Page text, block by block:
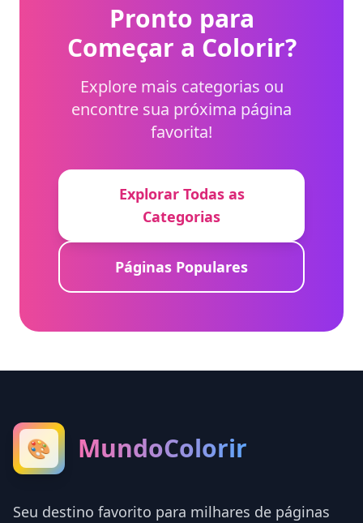
Pronto para
Começar a Colorir?
Explore mais categorias ou
encontre sua próxima página
favorita!
Explorar Todas as
Categorias
Páginas Populares
🎨 MundoColorir
Seu destino favorito para milhares de páginas